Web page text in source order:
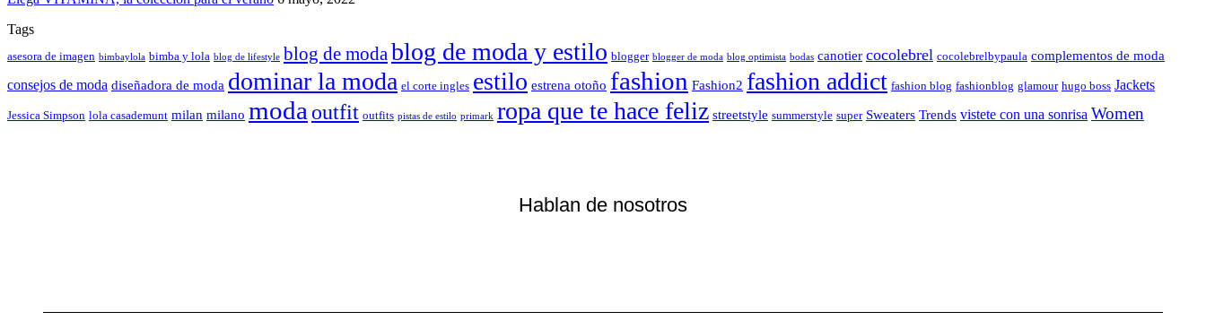
Tags
asesora de imagen bimbaylola bimba y lola blog de lifestyle blog de modablog de moda y estilo blogger blogger de moda blog optimista bodas canotier cocolebrel cocolebrelbypaula complementos de moda
consejos de moda diseñadora de moda dominar la moda el corte ingles estilo estrena otoño fashion Fashion2 fashion addict fashion blog fashionblog glamour hugo boss Jackets
Jessica Simpson lola casademunt milan milano modaoutfit outfits pistas de estilo primark ropa que te hace feliz streetstyle summerstyle super Sweaters Trends vistete con una sonrisa Women
Hablan de nosotros